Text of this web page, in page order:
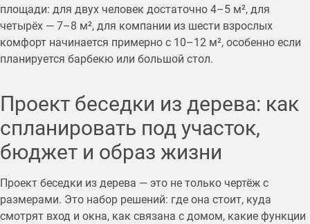
площади: для двух человек достаточно 4–5 м², для
четырёх — 7–8 м², для компании из шести взрослых
комфорт начинается примерно с 10–12 м², особенно если
планируется барбекю или большой стол.
Проект беседки из дерева: как
спланировать под участок,
бюджет и образ жизни
Проект беседки из дерева — это не только чертёж с
размерами. Это набор решений: где она стоит, куда
смотрят вход и окна, как связана с домом, какие функции